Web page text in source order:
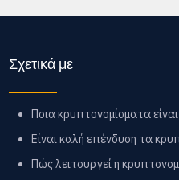
Σχετικά με
Ποια κρυπτονομίσματα
Είναι καλή επένδυση τα
Πώς λειτουργεί η